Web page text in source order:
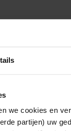
we cookies en
partijen) uw